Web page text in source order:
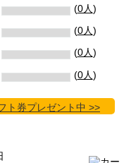
(0人)
(0人)
(0人)
(0人)
ト券プレゼント中 >>